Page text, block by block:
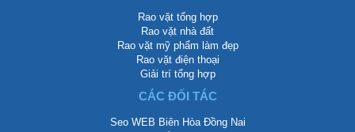
Rao vặt tổng hợp
Rao vặt nhà đất
Rao vặt mỹ phẩm làm đẹp
Rao vặt điện thoại
Giải trí tổng hợp
CÁC ĐỐI TÁC
Seo WEB Biên Hòa Đồng Nai